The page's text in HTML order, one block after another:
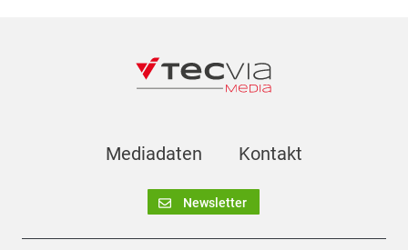
Mediadaten Kontakt
Newsletter